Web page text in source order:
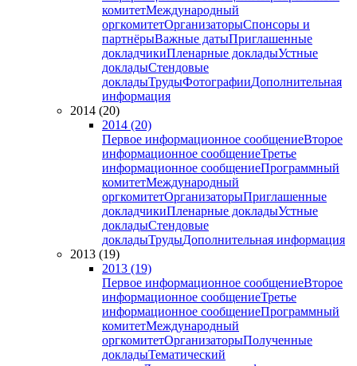
комитетМеждународный
оргкомитетОрганизаторыСпонсоры и
партнёрыВажные датыПриглашенные
докладчикиПленарные докладыУстные
докладыСтендовые
докладыТрудыФотографииДополнительная
информация
2014 (20)
2014 (20)
Первое информационное сообщениеВторое
информационное сообщениеТретье
информационное сообщениеПрограммный
комитетМеждународный
оргкомитетОрганизаторыПриглашенные
докладчикиПленарные докладыУстные
докладыСтендовые
докладыТрудыДополнительная информация
2013 (19)
2013 (19)
Первое информационное сообщениеВторое
информационное сообщениеТретье
информационное сообщениеПрограммный
комитетМеждународный
оргкомитетОрганизаторыПолученные
докладыТематический